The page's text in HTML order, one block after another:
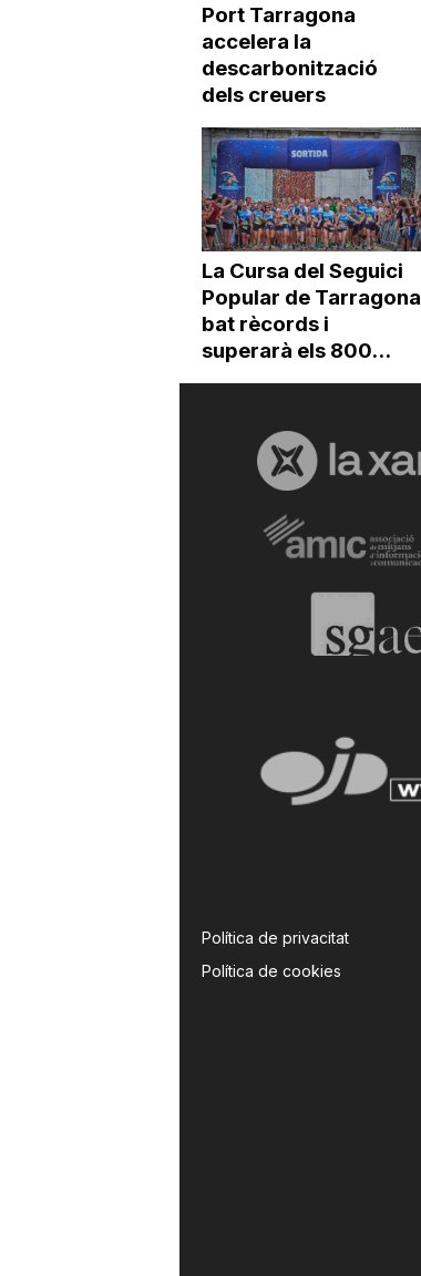
Port Tarragona
accelera la
descarbonització
dels creuers
La Cursa del Seguici
Popular de Tarragona
bat rècords i
superarà els 800...
Política de privacitat
Política de cookies